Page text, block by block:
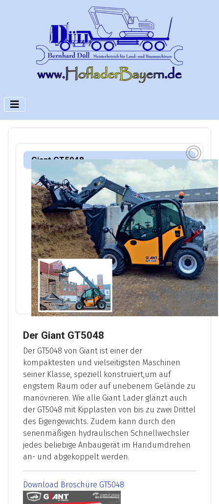
Giant GT5048
Der Giant GT5048
Der GT5048 von Giant ist einer der
kompaktesten und vielseitigsten Maschinen
seiner Klasse, speziell konstruiert,um auf
engstem Raum oder auf unebenem Gelände zu
manövrieren. Wie alle Giant Lader glänzt auch
der GT5048 mit Kipplasten von bis zu zwei Drittel
des Eigengewichts. Zudem kann durch den
serienmäßigen hydraulischen Schnellwechsler
jedes beliebige Anbaugerät im Handumdrehen
an- und abgekoppelt werden.
Download Broschüre GT5048